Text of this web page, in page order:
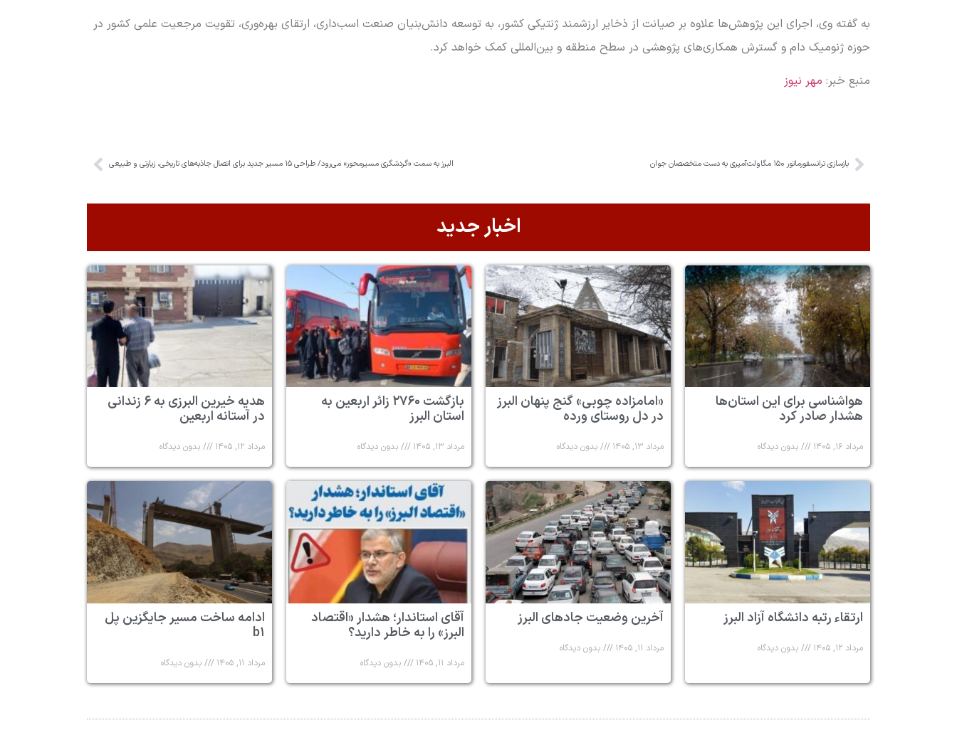
به گفته وی، اجرای این پژوهش‌ها علاوه بر صیانت از ذخایر ارزشمند ژنتیکی کشور، به توسعه دانش‌بنیان صنعت اسب‌داری، ارتقای بهره‌وری، تقویت مرجعیت علمی کشور در
حوزه ژنومیک دام و گسترش همکاری‌های پژوهشی در سطح منطقه و بین‌المللی کمک خواهد کرد.
منبع خبر: مهر نیوز
بازسازی ترانسفورماتور ۱۵۰ مگاولت‌آمپری به دست متخصصان جوان البرز به سمت «گردشگری مسیرمحور» می‌رود/ طراحی ۱۵ مسیر جدید برای اتصال جاذبه‌های تاریخی، زیارتی و طبیعی
اخبار جدید
هواشناسی برای این استان‌ها
هشدار صادر کرد
مرداد ۱۶, ۱۴۰۵ بدون دیدگاه
«امامزاده چوبی» گنج پنهان البرز
در دل روستای ورده
مرداد ۱۳, ۱۴۰۵ بدون دیدگاه
بازگشت ۲۷۶۰ زائر اربعین به
استان البرز
مرداد ۱۳, ۱۴۰۵ بدون دیدگاه
هدیه خیرین البرزی به ۶ زندانی
در آستانه اربعین
مرداد ۱۲, ۱۴۰۵ بدون دیدگاه
ارتقاء رتبه دانشگاه آزاد البرز
مرداد ۱۲, ۱۴۰۵ بدون دیدگاه
آخرین وضعیت جادهای البرز
مرداد ۱۱, ۱۴۰۵ بدون دیدگاه
آقای استاندار؛ هشدار «اقتصاد
البرز» را به خاطر دارید؟
مرداد ۱۱, ۱۴۰۵ بدون دیدگاه
ادامه ساخت مسیر جایگزین پل
b۱
مرداد ۱۱, ۱۴۰۵ بدون دیدگاه